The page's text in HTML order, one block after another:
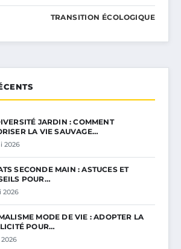
TRANSITION ÉCOLOGIQUE
JARDIN : COMMENT
LA VIE SAUVAGE…
2026
SECONDE MAIN : ASTUCES ET
POUR…
2026
MODE DE VIE : ADOPTER LA
POUR…